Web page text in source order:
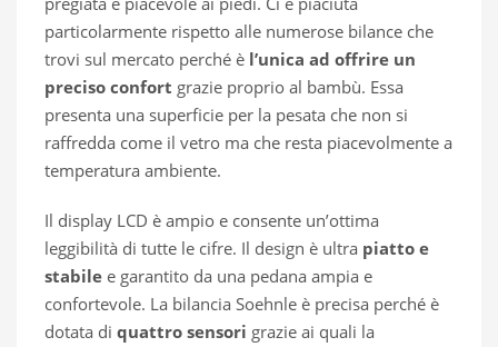
particolarmente rispetto alle numerose bilance che
trovi sul mercato perché è l’unica ad offrire un
preciso confort grazie proprio al bambù. Essa
presenta una superficie per la pesata che non si
raffredda come il vetro ma che resta piacevolmente a
temperatura ambiente.
Il display LCD è ampio e consente un’ottima
leggibilità di tutte le cifre. Il design è ultra piatto e
stabile e garantito da una pedana ampia e
confortevole. La bilancia Soehnle è precisa perché è
dotata di quattro sensori grazie ai quali la